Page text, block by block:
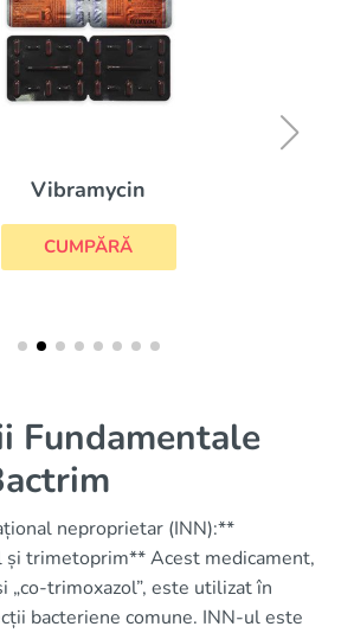
Vibramycin
CUMPĂRĂ
Fundamentale
neproprietar (INN):**
și trimetoprim** Acest medicament,
„co-trimoxazol”, este utilizat în
bacteriene comune. INN-ul este